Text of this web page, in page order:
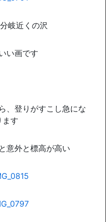
岐近くの沢
い画です
、登りがすこし急にな
ます
意外と標高が高い